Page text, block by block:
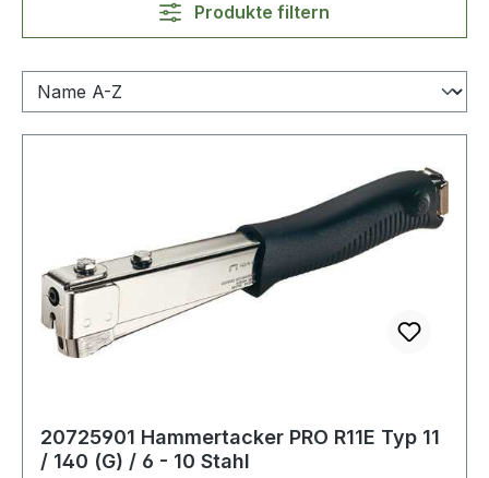
Produkte filtern
20725901 Hammertacker PRO R11E Typ 11
/ 140 (G) / 6 - 10 Stahl